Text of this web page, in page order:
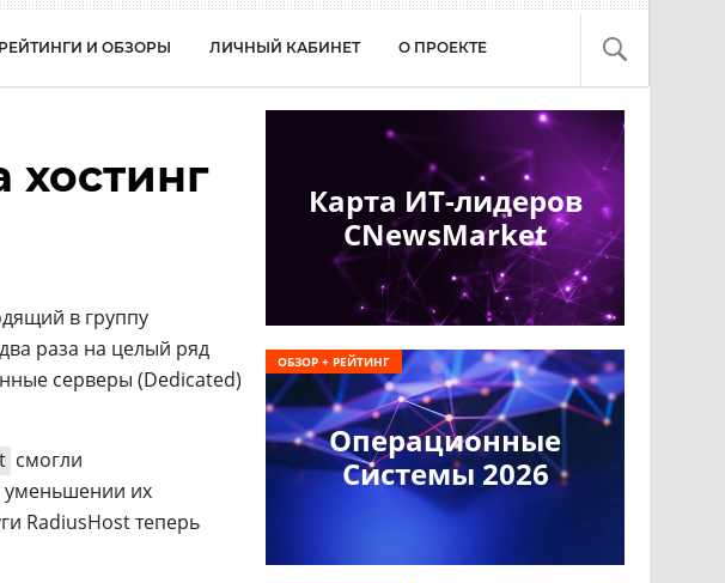
РЕЙТИНГИ И ОБЗОРЫ ЛИЧНЫЙ КАБИНЕТ О ПРОЕКТЕ
хостинг
в группу
раза на целый ряд
серверы (Dedicated)
смогли
уменьшении их
RadiusHost теперь
Карта ИТ-лидеров
CNewsMarket
Операционные
Системы 2026
ОБЗОР + РЕЙТИНГ